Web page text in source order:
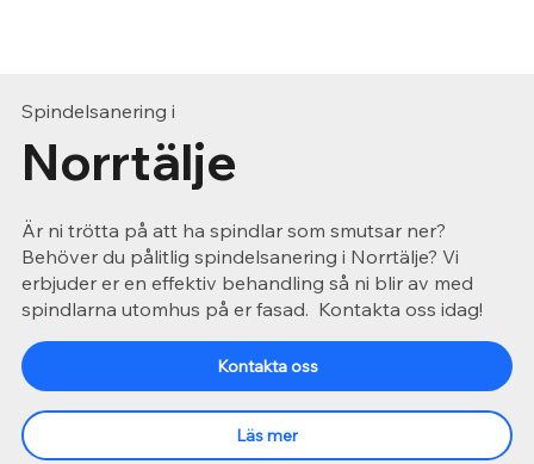
Är ni trötta på att ha spindlar som smutsar ner?
Behöver du pålitlig spindelsanering i Norrtälje? Vi
erbjuder er en effektiv behandling så ni blir av med
spindlarna utomhus på er fasad. Kontakta oss idag!
Norrtälje
Spindelsanering i
Kontakta oss
Läs mer